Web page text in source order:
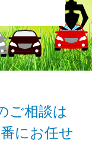
ご相談は
にお任せ